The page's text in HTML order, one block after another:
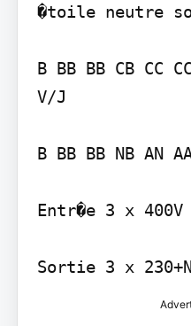
�toile neutre
B BB BB CB CC
V/J
B BB BB NB AN
Entr�e 3 x 400V